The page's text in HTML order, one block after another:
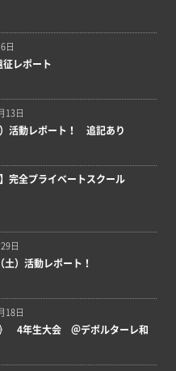
日
レポート
13日
活動レポート！ 追記あり
】完全プライベートスクール
日
）活動レポート！
18日
》 4年生大会 ＠デポルターレ和